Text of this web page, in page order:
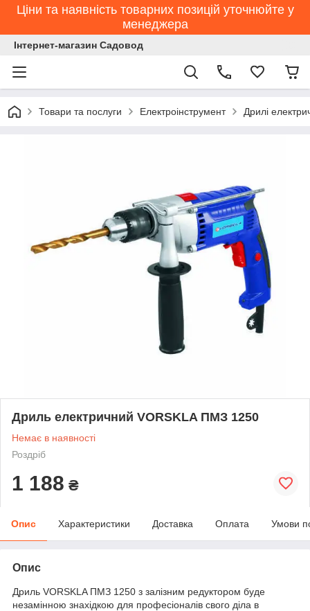
Ціни та наявність товарних позицій уточнюйте у
менеджера
Інтернет-магазин Садовод
Товари та послуги Електроінструмент Дрилі
Дриль електричний VORSKLA ПМЗ 1250
Немає в наявності
Роздріб
1 188 ₴
Опис Характеристики Доставка Оплата Умови
Опис
Дриль VORSKLA ПМЗ 1250 з залізним редуктором буде
незамінною знахідкою для професіоналів свого діла в